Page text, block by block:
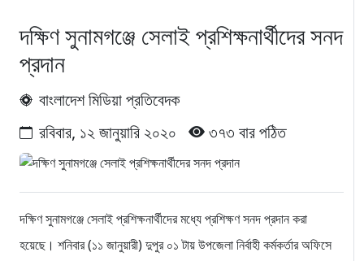
দক্ষিণ সুনামগঞ্জে সেলাই প্রশিক্ষনার্থীদের সনদ
প্রদান
বাংলাদেশ মিডিয়া প্রতিবেদক
রবিবার, ১২ জানুয়ারি ২০২০
৩৭৩ বার পঠিত
দক্ষিণ সুনামগঞ্জে সেলাই প্রশিক্ষনার্থীদের মধ্যে প্রশিক্ষণ সনদ প্রদান করা
হয়েছে। শনিবার (১১ জানুয়ারী) দুপুর ০১ টায় উপজেলা নির্বাহী কর্মকর্তার অফিসে